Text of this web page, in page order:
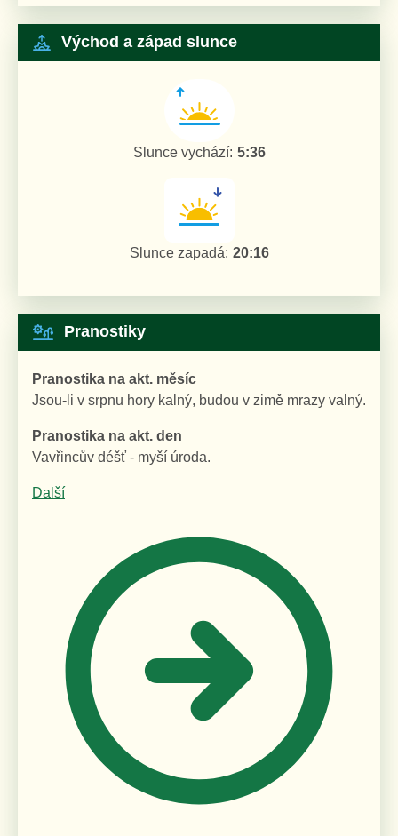
Východ a západ slunce
Slunce vychází: 5:36
Slunce zapadá: 20:16
Pranostiky
Pranostika na akt. měsíc
Jsou-li v srpnu hory kalný, budou v zimě mrazy valný.
Pranostika na akt. den
Vavřincův déšť - myší úroda.
Další